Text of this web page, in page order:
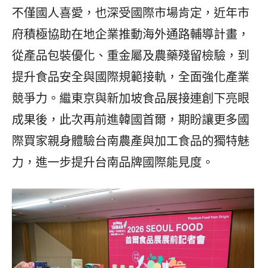
不僅國人喜愛，也深受國際市場肯定，近年市
府積極協助在地企業推動海外通路輔導計畫，
從產品包裝優化、重金屬及農藥殘留檢驗，到
提升食品安全與國際規範接軌，全面強化產業
競爭力。繼東京與新加坡食品展接連創下亮眼
成果後，此次再前進韓國首爾，期盼讓更多國
際買家親身體驗台南農產與加工食品的獨特魅
力，進一步提升台南品牌國際能見度。